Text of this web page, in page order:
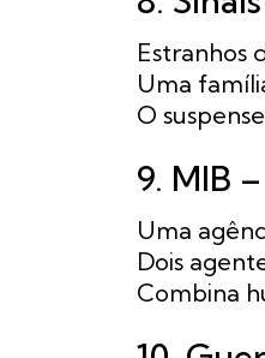
Estranhos
Uma
O
9. MIB
Uma
Dois
Combina